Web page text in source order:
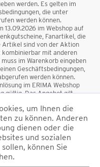
werden. Es gelten im
die unter
werden können.
13.09.2026 im Webshop auf
Fanartikel, die
sind von der Aktion
kombinierbar mit anderen
im Warenkorb eingeben
Geschäftsbedingungen,
werden können.
im ERIMA Webshop
gültig. Das Angebot gilt
ausgeschlossen. Der
oder Gutscheinen
beträgt 50 €
und zzgl.
wenn nicht anders
um Ihnen die
zu können. Anderen
dienen oder die
und sozialen
können Sie